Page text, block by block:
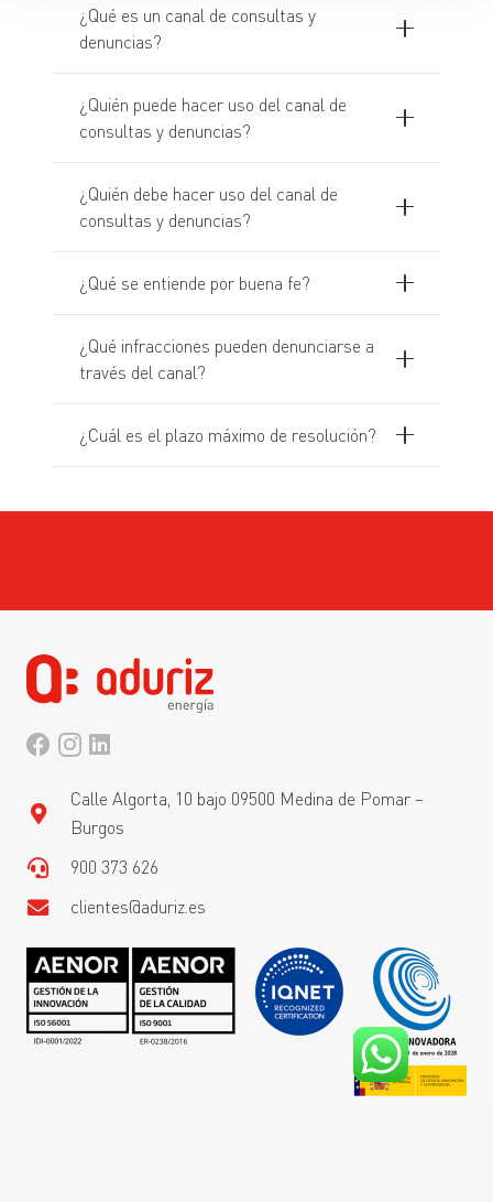
¿Qué es un canal de consultas y
denuncias?
¿Quién puede hacer uso del canal de
consultas y denuncias?
¿Quién debe hacer uso del canal de
consultas y denuncias?
¿Qué se entiende por buena fe?
¿Qué infracciones pueden denunciarse a
través del canal?
¿Cuál es el plazo máximo de resolución?
Calle Algorta, 10 bajo 09500 Medina de Pomar –
Burgos
900 373 626
clientes@aduriz.es